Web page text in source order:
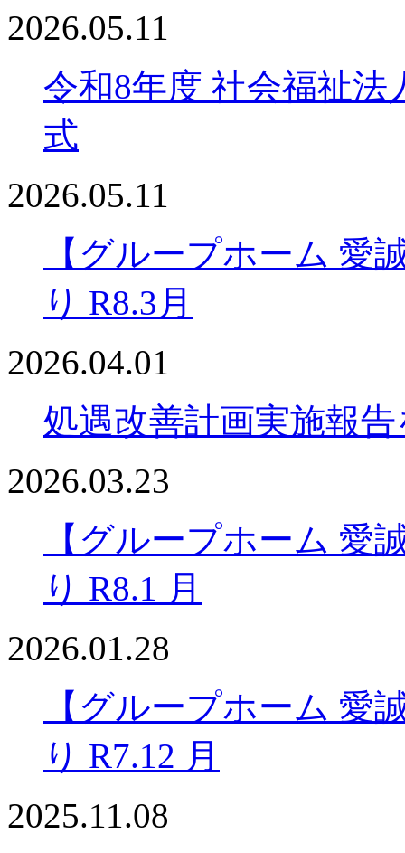
2026.05.11
令和8年度 社会福祉法
式
2026.05.11
【グループホーム 愛
り R8.3月
2026.04.01
処遇改善計画実施報
2026.03.23
【グループホーム 愛
り R8.1 月
2026.01.28
【グループホーム 愛
り R7.12 月
2025.11.08